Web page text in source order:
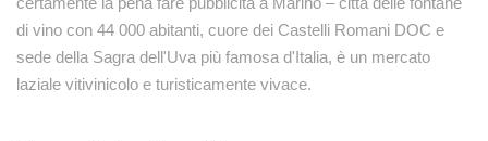
di vino con 44 000 abitanti, cuore dei Castelli Romani DOC e
sede della Sagra dell'Uva più famosa d'Italia, è un mercato
laziale vitivinicolo e turisticamente vivace.